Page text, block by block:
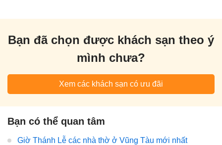
Bạn đã chọn được khách sạn theo ý
mình chưa?
Xem các khách sạn có ưu đãi
Bạn có thể quan tâm
Giờ Thánh Lễ các nhà thờ ở Vũng Tàu mới nhất